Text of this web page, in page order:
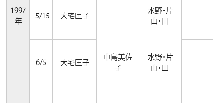
1997
年
5/15 大宅匡子
水野・片
山・田
6/5 大宅匡子
中島美佐
子
水野・片
山・田